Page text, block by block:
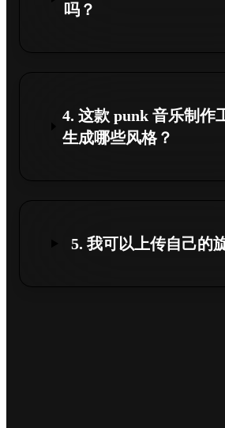
吗？
4. 这款 punk 音乐制作
生成哪些风格？
5. 我可以上传自己的